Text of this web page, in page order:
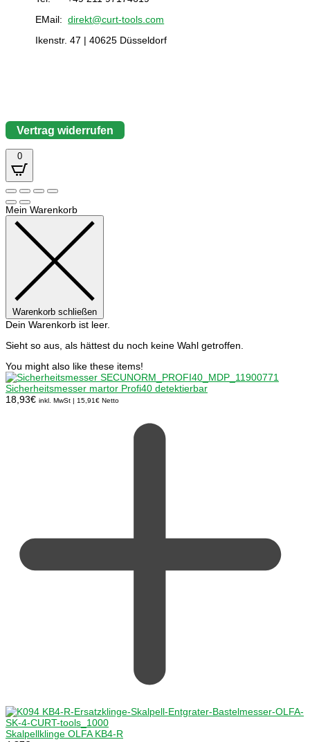
EMail:direkt@curt-tools.com
Ikenstr. 47 | 40625 Düsseldorf
Vertrag widerrufen
0
Mein Warenkorb
Warenkorb schließen
Dein Warenkorb ist leer.
Sieht so aus, als hättest du noch keine Wahl getroffen.
You might also like these items!
Sicherheitsmesser martor Profi40 detektierbar
18,93€ inkl. MwSt | 15,91€ Netto
Skalpellklinge OLFA KB4-R